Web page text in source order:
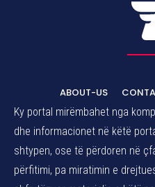
ABOUT-US
Ky portal mirëmbahet nga
dhe informacionet në këtë
shtypen, ose të përdoren në
përfitimi, pa miratimin e